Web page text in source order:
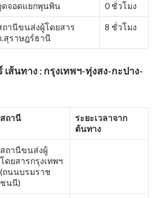
ดจอดแยกพุนพิน 0 ชั่วโมง
ถานีขนส่งผู้โดยสาร
.สุราษฎร์ธานี
8 ชั่วโมง
ส้นทาง : กรุงเทพฯ-ทุ่งสง-กะปาง-
สถานี
ระยะเวลาจาก
ต้นทาง
สถานีขนส่งผู้
โดยสารกรุงเทพฯ
(ถนนบรมราช
ชนนี)